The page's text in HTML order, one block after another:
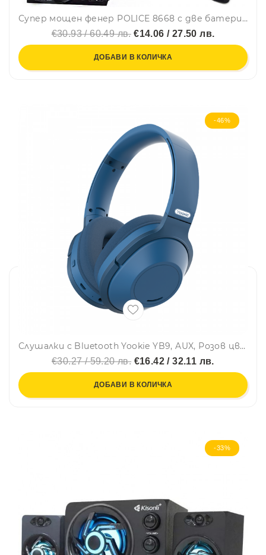
Супер мощен фенер POLICE 8668 с две батерии и червена аварийна палка, CREE T6, Zoom, зарядно за кола и мрежата
€30.93 / 60.49 лв.€14.06 / 27.50 лв.
ДОБАВИ В КОЛИЧКА
-46%
Слушалки с Bluetooth Yookie YB9, AUX, Розов цвят - 20547
€30.27 / 59.20 лв.€16.42 / 32.11 лв.
ДОБАВИ В КОЛИЧКА
-33%